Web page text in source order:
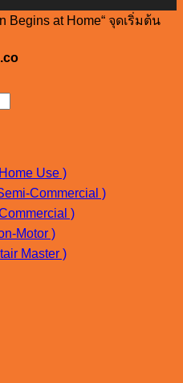
Begins at Home“ จุดเริ่มต้น
Use )
Commercial )
)
Motor )
Master )